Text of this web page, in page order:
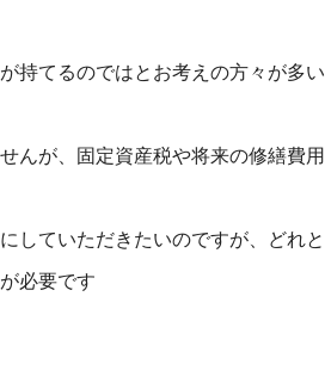
持てるのではとお考えの方々が多い
んが、固定資産税や将来の修繕費用
していただきたいのですが、どれと
必要です